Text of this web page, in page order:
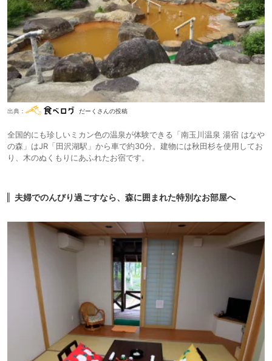
出典： だーくさんの投稿
全国的にも珍しいミカン色の温泉が体験できる「南玉川温泉 湯宿 はなや
の森」はJR「田沢湖駅」から車で約30分。建物には秋田杉を使用してお
り、木のぬくもりにあふれたお宿です。
夫婦でのんびり過ごすなら、森に囲まれた特別なお部屋へ